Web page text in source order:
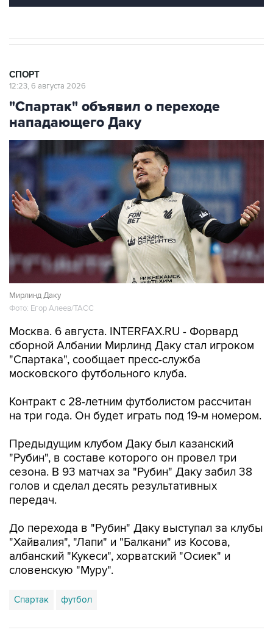
СПОРТ
12:23, 6 августа 2026
"Спартак" объявил о переходе
нападающего Даку
Мирлинд Даку
Фото: Егор Алеев/ТАСС
Москва. 6 августа. INTERFAX.RU - Форвард
сборной Албании Мирлинд Даку стал игроком
"Спартака", сообщает пресс-служба
московского футбольного клуба.
Контракт с 28-летним футболистом рассчитан
на три года. Он будет играть под 19-м номером.
Предыдущим клубом Даку был казанский
"Рубин", в составе которого он провел три
сезона. В 93 матчах за "Рубин" Даку забил 38
голов и сделал десять результативных
передач.
До перехода в "Рубин" Даку выступал за клубы
"Хайвалия", "Лапи" и "Балкани" из Косова,
албанский "Кукеси", хорватский "Осиек" и
словенскую "Муру".
Спартак футбол